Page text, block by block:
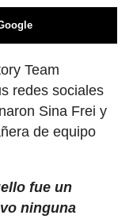
Team
redes sociales
Sina Frei y
de equipo
fue un
ninguna